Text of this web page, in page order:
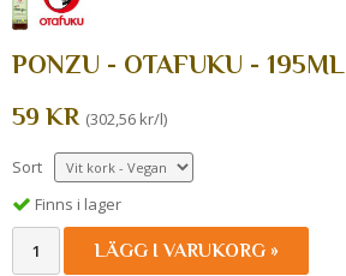
PONZU - OTAFUKU - 195ML
59 KR (302,56 kr/l)
Sort
Finns i lager
LÄGG I VARUKORG »